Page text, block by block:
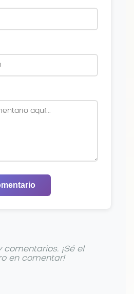
comentarios. ¡Sé el
en comentar!